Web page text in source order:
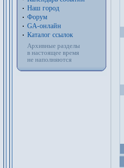
Наш город
Форум
GA-онлайн
Каталог ссылок
Архивные разделы
в настоящее время
не наполняются